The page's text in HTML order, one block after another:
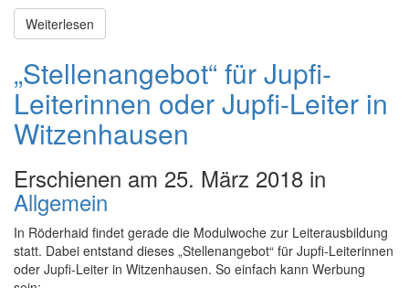
Weiterlesen
„Stellenangebot“ für Jupfi-
Leiterinnen oder Jupfi-Leiter in
Witzenhausen
Erschienen am 25. März 2018 in
Allgemein
In Röderhaid findet gerade die Modulwoche zur Leiterausbildung
statt. Dabei entstand dieses „Stellenangebot“ für Jupfi-Leiterinnen
oder Jupfi-Leiter in Witzenhausen. So einfach kann Werbung